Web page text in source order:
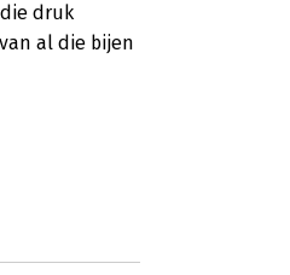
druk
al die bijen